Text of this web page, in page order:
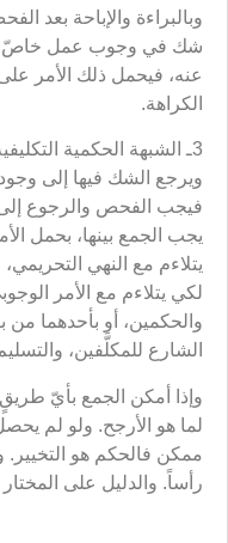
وبالبراءة والإباحة بعد
شك في وجوب عمل خاصّ أو
عنه، فيحمل ذلك الأمر
الكراهة.
3ـ الشبهة الحكمية
ويرجع الشك فيها إلى
فيجب الفحص والرجوع
يجب الجمع بينها، بحمل
يتلاءم مع النهي
لكي يتلاءم مع الأمر
والحكمين، أو بأحدهما من
الشارع للمكلَّفين،
وإذا أمكن الجمع بأيّ
لما هو الأرجح. ولو لم
ممكن فالحكم هو التخيير.
رأساً. والدليل على المختار